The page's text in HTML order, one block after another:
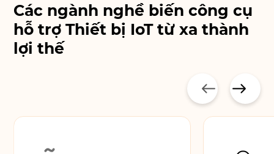
Các ngành nghề biến công cụ
hỗ trợThiết bị IoT từ xa thành
lợi thế